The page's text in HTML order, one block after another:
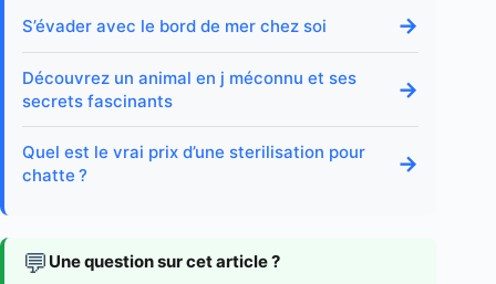
S’évader avec le bord de mer chez soi →
Découvrez un animal en j méconnu et ses
secrets fascinants
→
Quel est le vrai prix d’une sterilisation pour
chatte ?
→
💬 Une question sur cet article ?